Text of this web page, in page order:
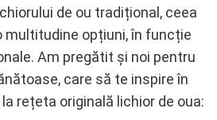
de ou tradițional, ceea
multitudine opțiuni, în funcție
Am pregătit și noi pentru
care să te inspire în
rețeta originală lichior de oua: